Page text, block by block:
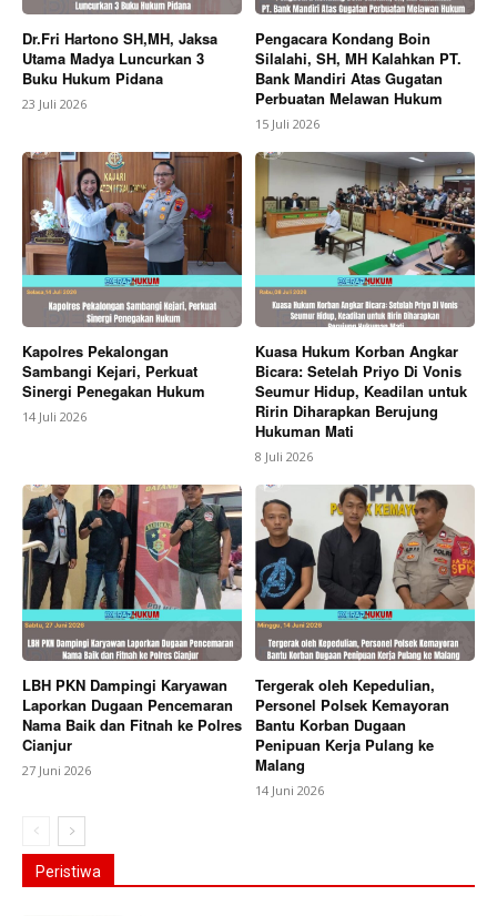
Dr.Fri Hartono SH,MH, Jaksa
Utama Madya Luncurkan 3
Buku Hukum Pidana
23 Juli 2026
Pengacara Kondang Boin
Silalahi, SH, MH Kalahkan PT.
Bank Mandiri Atas Gugatan
Perbuatan Melawan Hukum
15 Juli 2026
Kapolres Pekalongan
Sambangi Kejari, Perkuat
Sinergi Penegakan Hukum
14 Juli 2026
Kuasa Hukum Korban Angkar
Bicara: Setelah Priyo Di Vonis
Seumur Hidup, Keadilan untuk
Ririn Diharapkan Berujung
Hukuman Mati
8 Juli 2026
LBH PKN Dampingi Karyawan
Laporkan Dugaan Pencemaran
Nama Baik dan Fitnah ke Polres
Cianjur
27 Juni 2026
Tergerak oleh Kepedulian,
Personel Polsek Kemayoran
Bantu Korban Dugaan
Penipuan Kerja Pulang ke
Malang
14 Juni 2026
Peristiwa